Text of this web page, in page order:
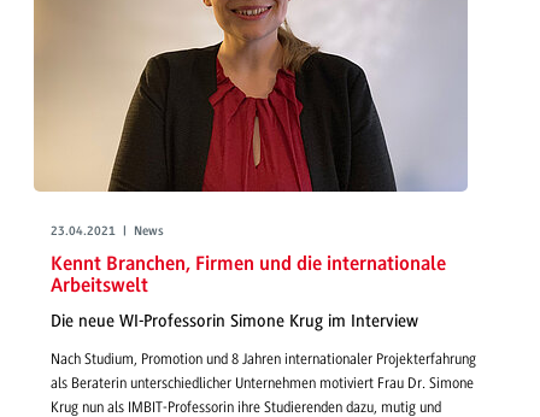
23.04.2021 | News
Kennt Branchen, Firmen und die internationale
Arbeitswelt
Die neue WI-Professorin Simone Krug im Interview
Nach Studium, Promotion und 8 Jahren internationaler Projekterfahrung
als Beraterin unterschiedlicher Unternehmen motiviert Frau Dr. Simone
Krug nun als IMBIT-Professorin ihre Studierenden dazu, mutig und